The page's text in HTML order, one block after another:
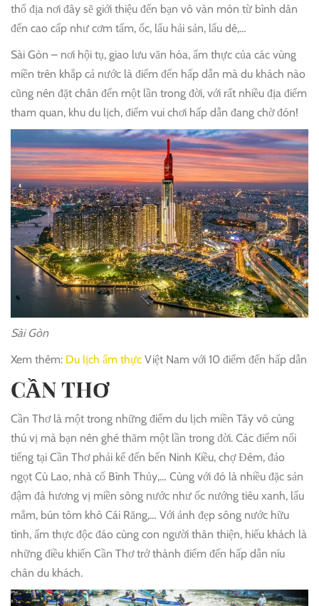
thổ địa nơi đây sẽ giới thiệu đến bạn vô vàn món từ bình dân
đến cao cấp như cơm tấm, ốc, lẩu hải sản, lẩu dê,…
Sài Gòn – nơi hội tụ, giao lưu văn hóa, ẩm thực của các vùng
miền trên khắp cả nước là điểm đến hấp dẫn mà du khách nào
cũng nên đặt chân đến một lần trong đời, với rất nhiều địa điểm
tham quan, khu du lịch, điểm vui chơi hấp dẫn đang chờ đón!
Sài Gòn
Xem thêm: Du lịch ẩm thực Việt Nam với 10 điểm đến hấp dẫn
CẦN THƠ
Cần Thơ là một trong những điểm du lịch miền Tây vô cùng
thú vị mà bạn nên ghé thăm một lần trong đời. Các điểm nổi
tiếng tại Cần Thơ phải kể đến bến Ninh Kiều, chợ Đêm, đảo
ngọt Cù Lao, nhà cổ Bình Thủy,… Cùng với đó là nhiều đặc sản
đậm đà hương vị miền sông nước như ốc nướng tiêu xanh, lẩu
mắm, bún tôm khô Cái Răng,… Với ảnh đẹp sông nước hữu
tình, ẩm thực độc đáo cùng con người thân thiện, hiếu khách là
những điều khiến Cần Thơ trở thành điểm đến hấp dẫn níu
chân du khách.